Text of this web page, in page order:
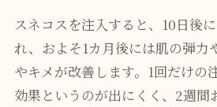
スネコスを注入すると、10日後
れ、およそ1カ月後には肌の弾力
やキメが改善します。1回だけの
効果というのが出にくく、2週間